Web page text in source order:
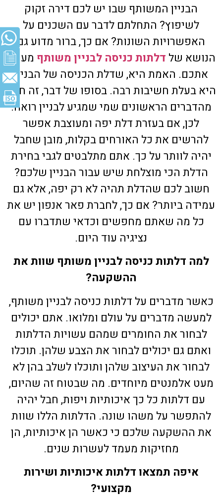
הבניין המשותף שבו יש לכם דירה זקוק
לשיפוץ? התחלתם לדבר עם השכנים על
האפשרויות השונות? אם כך, ברור מדוע גם
הנושא של דלתות כניסה לבניין משותף מעניין
אתכם. האמת היא, שדלת הכניסה של הבניין
היא בעלת חשיבות רבה. בסופו של דבר, זה חלק
מהדברים הראשונים שמי שמגיע לבניין רואה.
לכן, אם בעזרת דלת יפה ומעוצבת אפשר
להרשים את כל האורחים בקלות, מובן שחבל
יהיה לוותר על כך. אתם מתלבטים לגבי בחירת
הדלת הכי מוצלחת שיש עבור הבניין שלכם?
חשוב לכם שהדלת תהיה לא רק יפה, אלא גם
עמידה ביותר? אם כך, לחברת פאר אנפון יש את
כל מה שאתם מחפשים וכדאי שתדברו עם
נציגיה עוד היום.
למה דלתות כניסה לבניין משותף שוות את
ההשקעה?
כאשר מדברים על דלתות כניסה לבניין משותף,
למעשה מדברים על עולם ומלואו. אתם יכולים
לבחור את החומרים שמהם עשויות הדלתות
ואתם גם יכולים לבחור את הצבע שלהן. תוכלו
לבחור את העיצוב שלהן ותוכלו לשלב בהן לא
מעט אלמנטים מיוחדים. מה שבטוח זה שהיום,
עם דלתות כל כך איכותיות ויפות, חבל יהיה
להתפשר על משהו שונה. הדלתות הללו שוות
את ההשקעה שלכם כי כאשר הן איכותיות, הן
מחזיקות מעמד לעשרות שנים.
איפה תמצאו דלתות איכותיות ושירות
מקצועי?